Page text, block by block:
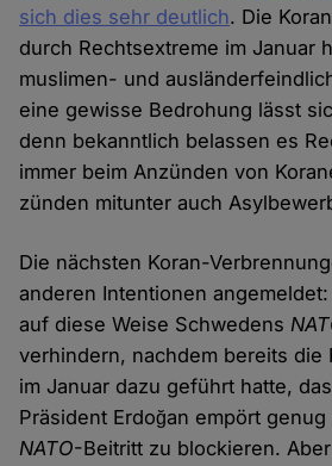
sich dies sehr deutlich. Die
durch Rechtsextreme im Januar
muslimen- und
eine gewisse Bedrohung lässt
denn bekanntlich belassen es
immer beim Anzünden von
zünden mitunter auch
Die nächsten Koran-
anderen Intentionen
auf diese Weise Schwedens
verhindern, nachdem bereits die
im Januar dazu geführt hatte,
Präsident Erdoğan empört
NATO-Beitritt zu blockieren.